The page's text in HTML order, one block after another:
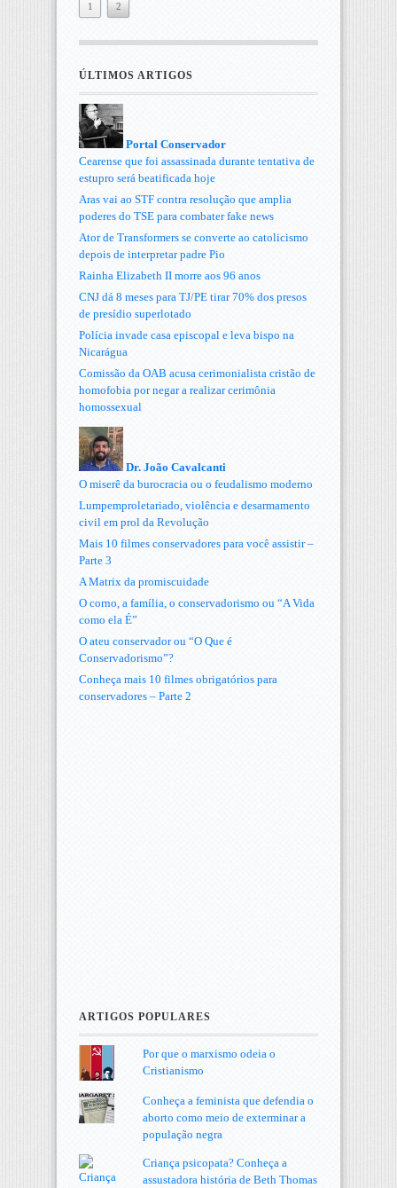
1 2
ÚLTIMOS ARTIGOS
Portal Conservador
Cearense que foi assassinada durante tentativa de
estupro será beatificada hoje
Aras vai ao STF contra resolução que amplia
poderes do TSE para combater fake news
Ator de Transformers se converte ao catolicismo
depois de interpretar padre Pio
Rainha Elizabeth II morre aos 96 anos
CNJ dá 8 meses para TJ/PE tirar 70% dos presos
de presídio superlotado
Polícia invade casa episcopal e leva bispo na
Nicarágua
Comissão da OAB acusa cerimonialista cristão de
homofobia por negar a realizar cerimônia
homossexual
Dr. João Cavalcanti
O miserê da burocracia ou o feudalismo moderno
Lumpemproletariado, violência e desarmamento
civil em prol da Revolução
Mais 10 filmes conservadores para você assistir –
Parte 3
A Matrix da promiscuidade
O corno, a família, o conservadorismo ou “A Vida
como ela É”
O ateu conservador ou “O Que é
Conservadorismo”?
Conheça mais 10 filmes obrigatórios para
conservadores – Parte 2
ARTIGOS POPULARES
Por que o marxismo odeia o
Cristianismo
Conheça a feminista que defendia o
aborto como meio de exterminar a
população negra
Criança psicopata? Conheça a
assustadora história de Beth Thomas